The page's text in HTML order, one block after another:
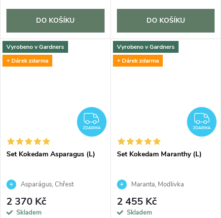
DO KOŠÍKU DO KOŠÍKU
Vyrobeno v Gardners
+ Dárek zdarma
ZDARMA
ZDARMA
Set Kokedam Asparagus (L)
Asparágus, Chřest
2 370 Kč
Skladem
Vyrobeno v Gardners
+ Dárek zdarma
ZDARMA
Set Kokedam Maranthy (L)
Maranta, Modlivka
2 455 Kč
Skladem